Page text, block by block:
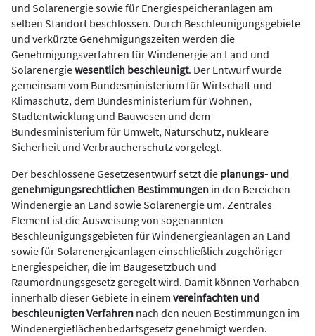
und Solarenergie sowie für Energiespeicheranlagen am
selben Standort beschlossen. Durch Beschleunigungsgebiete
und verkürzte Genehmigungszeiten werden die
Genehmigungsverfahren für Windenergie an Land und
Solarenergiewesentlich beschleunigt. Der Entwurf wurde
gemeinsam vom Bundesministerium für Wirtschaft und
Klimaschutz, dem Bundesministerium für Wohnen,
Stadtentwicklung und Bauwesen und dem
Bundesministerium für Umwelt, Naturschutz, nukleare
Sicherheit und Verbraucherschutz vorgelegt.
Der beschlossene Gesetzesentwurf setzt die planungs- und
genehmigungsrechtlichen Bestimmungen in den Bereichen
Windenergie an Land sowie Solarenergie um. Zentrales
Element ist die Ausweisung von sogenannten
Beschleunigungsgebieten für Windenergieanlagen an Land
sowie für Solarenergieanlagen einschließlich zugehöriger
Energiespeicher, die im Baugesetzbuch und
Raumordnungsgesetz geregelt wird. Damit können Vorhaben
innerhalb dieser Gebiete in einem vereinfachten und
beschleunigten Verfahren nach den neuen Bestimmungen im
Windenergieflächenbedarfsgesetz genehmigt werden.